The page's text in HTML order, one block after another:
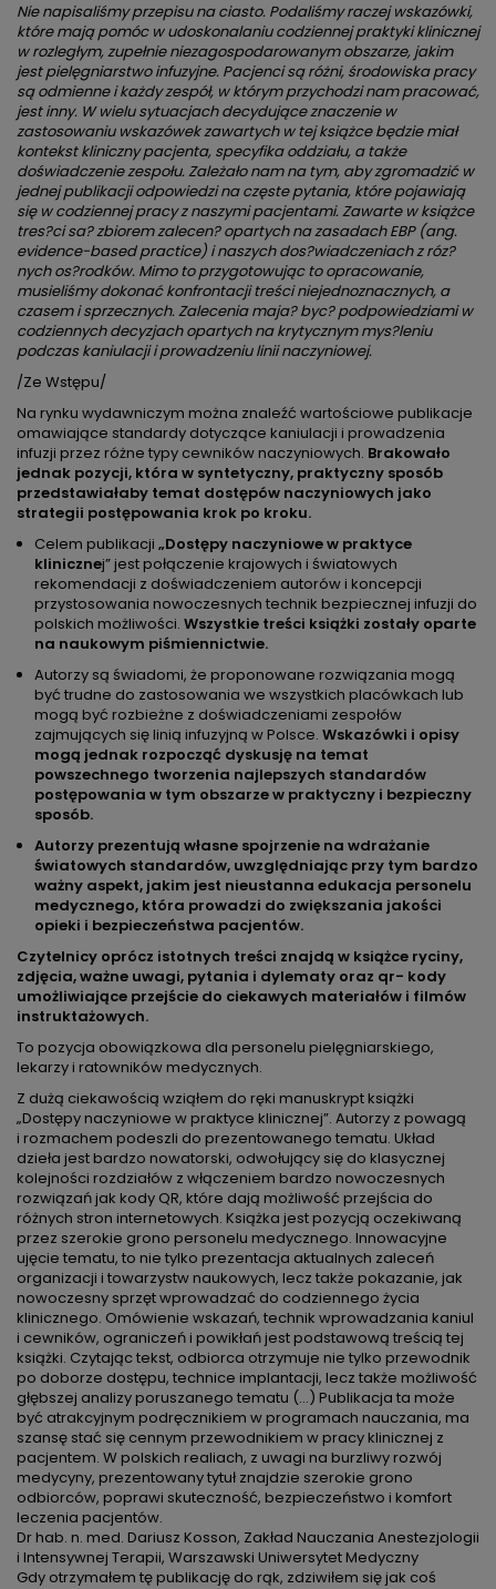
Nie napisaliśmy przepisu na ciasto. Podaliśmy raczej wskazówki,
które mają pomóc w udoskonalaniu codziennej praktyki klinicznej
w rozległym, zupełnie niezagospodarowanym obszarze, jakim
jest pielęgniarstwo infuzyjne. Pacjenci są różni, środowiska pracy
są odmienne i każdy zespół, w którym przychodzi nam pracować,
jest inny. W wielu sytuacjach decydujące znaczenie w
zastosowaniu wskazówek zawartych w tej książce będzie miał
kontekst kliniczny pacjenta, specyfika oddziału, a także
doświadczenie zespołu. Zależało nam na tym, aby zgromadzić w
jednej publikacji odpowiedzi na częste pytania, które pojawiają
się w codziennej pracy z naszymi pacjentami. Zawarte w książce
tres?ci sa? zbiorem zalecen? opartych na zasadach EBP (ang.
evidence-based practice) i naszych dos?wiadczeniach z róz?
nych os?rodków. Mimo to przygotowując to opracowanie,
musieliśmy dokonać konfrontacji treści niejednoznacznych, a
czasem i sprzecznych. Zalecenia maja? byc? podpowiedziami w
codziennych decyzjach opartych na krytycznym mys?leniu
podczas kaniulacji i prowadzeniu linii naczyniowej.
/Ze Wstępu/
Na rynku wydawniczym można znaleźć wartościowe publikacje
omawiające standardy dotyczące kaniulacji i prowadzenia
infuzji przez różne typy cewników naczyniowych. Brakowało
jednak pozycji, która w syntetyczny, praktyczny sposób
przedstawiałaby temat dostępów naczyniowych jako
strategii postępowania krok po kroku.
Celem publikacji „Dostępy naczyniowe w praktyce
klinicznej” jest połączenie krajowych i światowych
rekomendacji z doświadczeniem autorów i koncepcji
przystosowania nowoczesnych technik bezpiecznej infuzji do
polskich możliwości. Wszystkie treści książki zostały oparte
na naukowym piśmiennictwie.
Autorzy są świadomi, że proponowane rozwiązania mogą
być trudne do zastosowania we wszystkich placówkach lub
mogą być rozbieżne z doświadczeniami zespołów
zajmujących się linią infuzyjną w Polsce. Wskazówki i opisy
mogą jednak rozpocząć dyskusję na temat
powszechnego tworzenia najlepszych standardów
postępowania w tym obszarze w praktyczny i bezpieczny
sposób.
Autorzy prezentują własne spojrzenie na wdrażanie
światowych standardów, uwzględniając przy tym bardzo
ważny aspekt, jakim jest nieustanna edukacja personelu
medycznego, która prowadzi do zwiększania jakości
opieki i bezpieczeństwa pacjentów.
Czytelnicy oprócz istotnych treści znajdą w książce ryciny,
zdjęcia, ważne uwagi, pytania i dylematy oraz qr- kody
umożliwiające przejście do ciekawych materiałów i filmów
instruktażowych.
To pozycja obowiązkowa dla personelu pielęgniarskiego,
lekarzy i ratowników medycznych.
Z dużą ciekawością wziąłem do ręki manuskrypt książki
„Dostępy naczyniowe w praktyce klinicznej”. Autorzy z powagą
i rozmachem podeszli do prezentowanego tematu. Układ
dzieła jest bardzo nowatorski, odwołujący się do klasycznej
kolejności rozdziałów z włączeniem bardzo nowoczesnych
rozwiązań jak kody QR, które dają możliwość przejścia do
różnych stron internetowych. Książka jest pozycją oczekiwaną
przez szerokie grono personelu medycznego. Innowacyjne
ujęcie tematu, to nie tylko prezentacja aktualnych zaleceń
organizacji i towarzystw naukowych, lecz także pokazanie, jak
nowoczesny sprzęt wprowadzać do codziennego życia
klinicznego. Omówienie wskazań, technik wprowadzania kaniul
i cewników, ograniczeń i powikłań jest podstawową treścią tej
książki. Czytając tekst, odbiorca otrzymuje nie tylko przewodnik
po doborze dostępu, technice implantacji, lecz także możliwość
głębszej analizy poruszanego tematu (…) Publikacja ta może
być atrakcyjnym podręcznikiem w programach nauczania, ma
szansę stać się cennym przewodnikiem w pracy klinicznej z
pacjentem. W polskich realiach, z uwagi na burzliwy rozwój
medycyny, prezentowany tytuł znajdzie szerokie grono
odbiorców, poprawi skuteczność, bezpieczeństwo i komfort
leczenia pacjentów.
Dr hab. n. med. Dariusz Kosson, Zakład Nauczania Anestezjologii
i Intensywnej Terapii, Warszawski Uniwersytet Medyczny
Gdy otrzymałem tę publikację do rąk, zdziwiłem się jak coś